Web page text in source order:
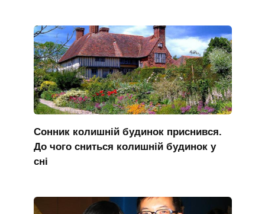
Сонник колишній будинок приснився.
До чого сниться колишній будинок у
сні